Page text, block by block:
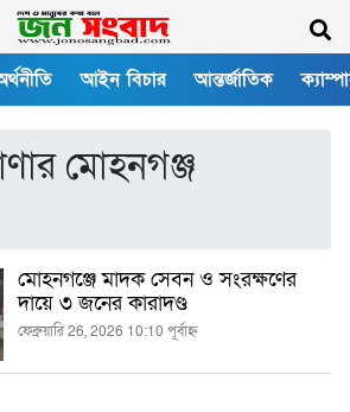
আইন বিচার আন্তর্জাতিক
মোহনগঞ্জ
মোহনগঞ্জে মাদক সেবন ও সংরক্ষণের
দায়ে ৩ জনের কারাদণ্ড
ফেব্রুয়ারি 26, 2026 10:10 পূর্বাহ্ন